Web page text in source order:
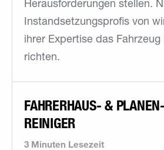
Herausforderungen stellen.
Instandsetzungsprofis von
ihrer Expertise das
richten.
3 Minuten Lesezeit
FAHRERHAUS- & PLANEN­
REINIGER